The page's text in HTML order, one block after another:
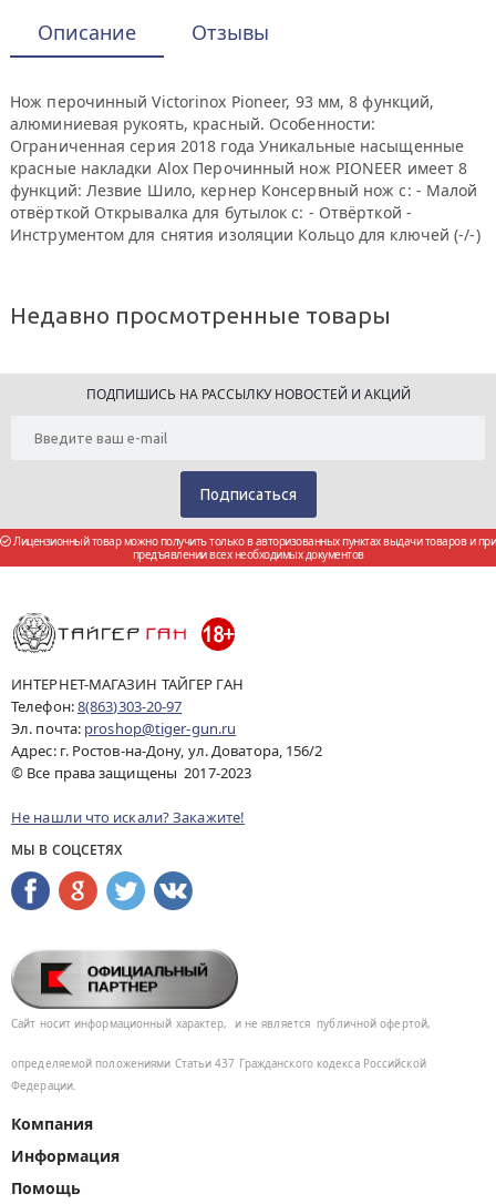
Описание Отзывы
Нож перочинный Victorinox Pioneer, 93 мм, 8 функций,
алюминиевая рукоять, красный. Особенности:
Ограниченная серия 2018 года Уникальные насыщенные
красные накладки Alox Перочинный нож PIONEER имеет 8
функций: Лезвие Шило, кернер Консервный нож с: - Малой
отвёрткой Открывалка для бутылок с: - Отвёрткой -
Инструментом для снятия изоляции Кольцо для ключей (-/-)
Недавно просмотренные товары
ПОДПИШИСЬ НА РАССЫЛКУ НОВОСТЕЙ И АКЦИЙ
Лицензионный товар можно получить только в авторизованных пунктах выдачи товаров и при
предъявлении всех необходимых документов
ИНТЕРНЕТ-МАГАЗИН ТАЙГЕР ГАН
Телефон:8(863)303-20-97
Эл. почта: proshop@tiger-gun.ru
Адрес: г. Ростов-на-Дону, ул. Доватора, 156/2
© Все права защищены 2017-2023
Не нашли что искали? Закажите!
МЫ В СОЦСЕТЯХ
Сайт носит информационный характер, и не является публичной офертой,
определяемой положениями Статьи 437 Гражданского кодекса Российской
Федерации.
Компания
Информация
Помощь